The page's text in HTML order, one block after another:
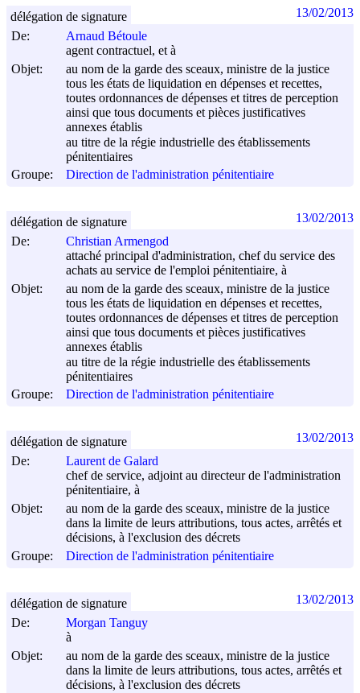
De:
Arnaud Bétoule
agent contractuel, et à
Objet:
au nom de la garde des sceaux, ministre de la justice
tous les états de liquidation en dépenses et recettes,
toutes ordonnances de dépenses et titres de perception
ainsi que tous documents et pièces justificatives
annexes établis
au titre de la régie industrielle des établissements
pénitentiaires
Groupe:
Direction de l'administration pénitentiaire
délégation de signature 13/02/2013
De:
Christian Armengod
attaché principal d'administration, chef du service des
achats au service de l'emploi pénitentiaire, à
Objet:
au nom de la garde des sceaux, ministre de la justice
tous les états de liquidation en dépenses et recettes,
toutes ordonnances de dépenses et titres de perception
ainsi que tous documents et pièces justificatives
annexes établis
au titre de la régie industrielle des établissements
pénitentiaires
Groupe:
Direction de l'administration pénitentiaire
délégation de signature 13/02/2013
De:
Laurent de Galard
chef de service, adjoint au directeur de l'administration
pénitentiaire, à
Objet:
au nom de la garde des sceaux, ministre de la justice
dans la limite de leurs attributions, tous actes, arrêtés et
décisions, à l'exclusion des décrets
Groupe:
Direction de l'administration pénitentiaire
délégation de signature 13/02/2013
De:
Morgan Tanguy
à
Objet:
au nom de la garde des sceaux, ministre de la justice
dans la limite de leurs attributions, tous actes, arrêtés et
décisions, à l'exclusion des décrets
délégation de signature 13/02/2013